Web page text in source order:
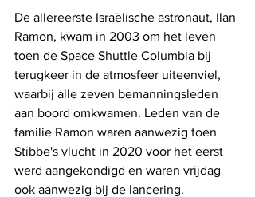
De allereerste Israëlische astronaut, Ilan
Ramon, kwam in 2003 om het leven
toen de Space Shuttle Columbia bij
terugkeer in de atmosfeer uiteenviel,
waarbij alle zeven bemanningsleden
aan boord omkwamen. Leden van de
familie Ramon waren aanwezig toen
Stibbe's vlucht in 2020 voor het eerst
werd aangekondigd en waren vrijdag
ook aanwezig bij de lancering.